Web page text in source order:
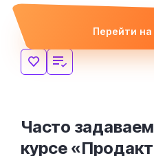
Перейти на
Часто
курсе